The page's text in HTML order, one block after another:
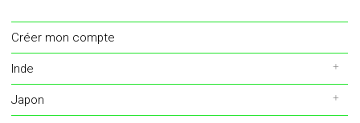
Créer mon compte
Inde
Japon